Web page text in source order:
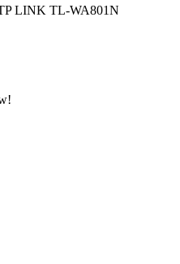
LINK TL-WA801N